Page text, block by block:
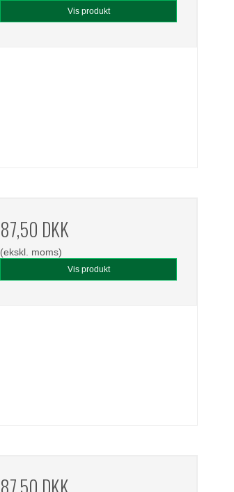
Vis produkt
87,50 DKK
(ekskl. moms)
Vis produkt